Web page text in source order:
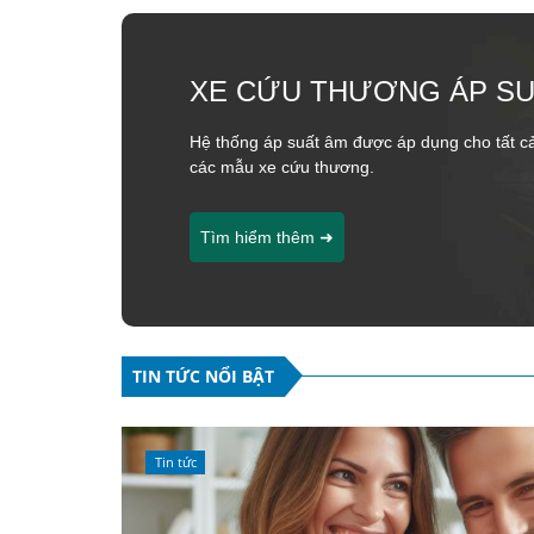
XE CỨU THƯƠNG ÁP
Hệ thống áp suất âm được áp dụng cho tất
các mẫu xe cứu thương.
Tìm hiểm thêm ➜
TIN TỨC NỔI BẬT
Tin tức